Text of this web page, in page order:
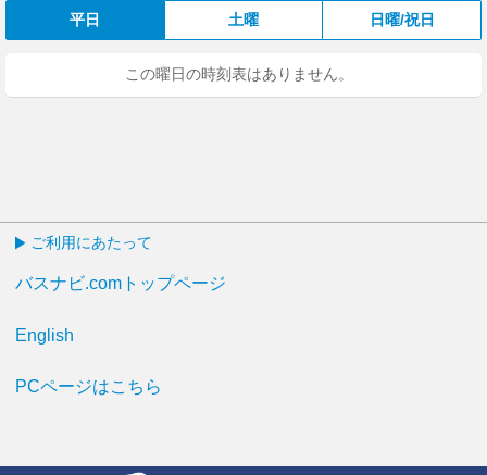
平日 土曜 日曜/祝日
この曜日の時刻表はありません。
ご利用にあたって
バスナビ.comトップページ
English
PCページはこちら